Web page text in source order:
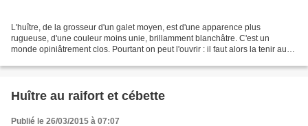
L'huître, de la grosseur d'un galet moyen, est d'une apparence plus
rugueuse, d'une couleur moins unie, brillamment blanchâtre. C'est un
monde opiniâtrement clos. Pourtant on peut l'ouvrir : il faut alors la tenir au
Huître au raifort et cébette
Publié le 26/03/2015 à 07:07